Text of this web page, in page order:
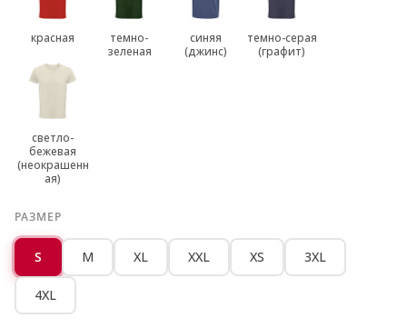
красная
темно-
зеленая
синяя
(джинс)
темно-серая
(графит)
светло-
бежевая
(неокрашенн
ая)
РАЗМЕР
S M XL XXL XS 3XL
4XL